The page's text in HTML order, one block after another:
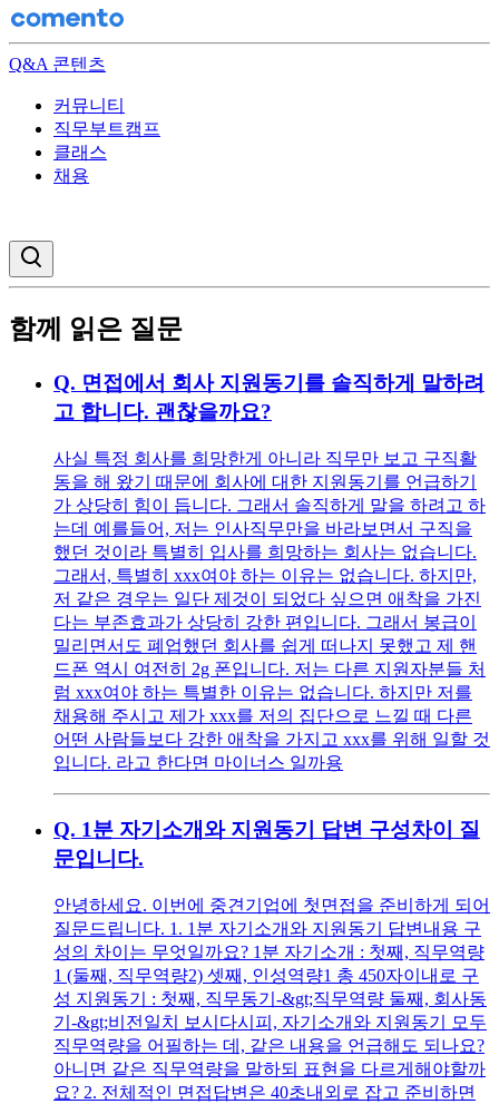
Q&A 콘텐츠
커뮤니티
직무부트캠프
클래스
채용
함께 읽은 질문
Q. 면접에서 회사 지원동기를 솔직하게 말하려
고 합니다. 괜찮을까요?
사실 특정 회사를 희망한게 아니라 직무만 보고 구직활
동을 해 왔기 때문에 회사에 대한 지원동기를 언급하기
가 상당히 힘이 듭니다. 그래서 솔직하게 말을 하려고 하
는데 예를들어, 저는 인사직무만을 바라보면서 구직을
했던 것이라 특별히 입사를 희망하는 회사는 없습니다.
그래서, 특별히 xxx여야 하는 이유는 없습니다. 하지만,
저 같은 경우는 일단 제것이 되었다 싶으면 애착을 가진
다는 부존효과가 상당히 강한 편입니다. 그래서 봉급이
밀리면서도 폐업했던 회사를 쉽게 떠나지 못했고 제 핸
드폰 역시 여전히 2g 폰입니다. 저는 다른 지원자분들 처
럼 xxx여야 하는 특별한 이유는 없습니다. 하지만 저를
채용해 주시고 제가 xxx를 저의 집단으로 느낄 때 다른
어떤 사람들보다 강한 애착을 가지고 xxx를 위해 일할 것
입니다. 라고 한다면 마이너스 일까용
Q. 1분 자기소개와 지원동기 답변 구성차이 질
문입니다.
안녕하세요. 이번에 중견기업에 첫면접을 준비하게 되어
질문드립니다. 1. 1분 자기소개와 지원동기 답변내용 구
성의 차이는 무엇일까요? 1분 자기소개 : 첫째, 직무역량
1 (둘째, 직무역량2) 셋째, 인성역량1 총 450자이내로 구
성 지원동기 : 첫째, 직무동기-&gt;직무역량 둘째, 회사동
기-&gt;비전일치 보시다시피, 자기소개와 지원동기 모두
직무역량을 어필하는 데, 같은 내용을 언급해도 되나요?
아니면 같은 직무역량을 말하되 표현을 다르게해야할까
요? 2. 전체적인 면접답변은 40초내외로 잡고 준비하면